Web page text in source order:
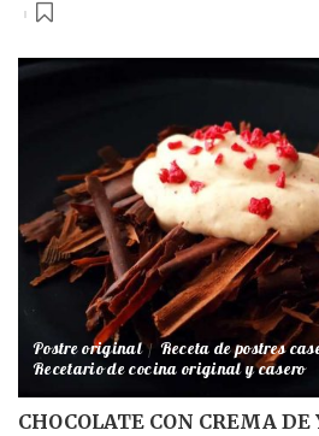
Postre original Receta de postres
Recetario de cocina original y casero
CHOCOLATE CON CREMA